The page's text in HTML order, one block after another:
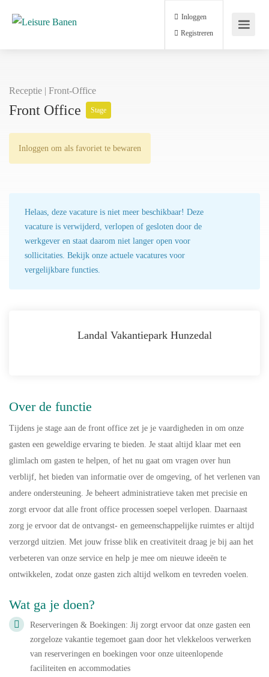
Inloggen
Registreren
Receptie | Front-Office
Front Office Stage
Inloggen om als favoriet te bewaren
Helaas, deze vacature is niet meer beschikbaar! Deze
vacature is verwijderd, verlopen of gesloten door de
werkgever en staat daarom niet langer open voor
sollicitaties. Bekijk onze actuele vacatures voor
vergelijkbare functies.
Landal Vakantiepark Hunzedal
Over de functie
Tijdens je stage aan de front office zet je je vaardigheden in om onze
gasten een geweldige ervaring te bieden. Je staat altijd klaar met een
glimlach om gasten te helpen, of het nu gaat om vragen over hun
verblijf, het bieden van informatie over de omgeving, of het verlenen van
andere ondersteuning. Je beheert administratieve taken met precisie en
zorgt ervoor dat alle front office processen soepel verlopen. Daarnaast
zorg je ervoor dat de ontvangst- en gemeenschappelijke ruimtes er altijd
verzorgd uitzien. Met jouw frisse blik en creativiteit draag je bij aan het
verbeteren van onze service en help je mee om nieuwe ideeën te
ontwikkelen, zodat onze gasten zich altijd welkom en tevreden voelen.
Wat ga je doen?
Reserveringen & Boekingen: Jij zorgt ervoor dat onze gasten een
zorgeloze vakantie tegemoet gaan door het vlekkeloos verwerken
van reserveringen en boekingen voor onze uiteenlopende
faciliteiten en accommodaties